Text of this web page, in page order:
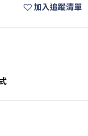
加入追蹤清單